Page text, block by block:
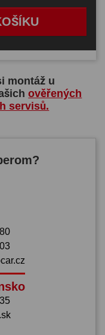
montáž u
ověřených
servisů.